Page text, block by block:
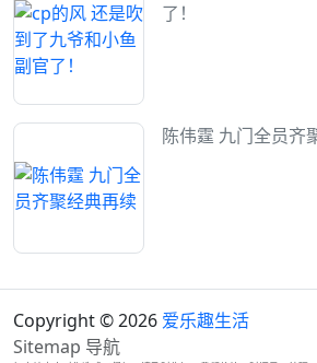
了！
陈伟霆 九门全员齐
Copyright © 2026 爱乐趣生活
Sitemap 导航